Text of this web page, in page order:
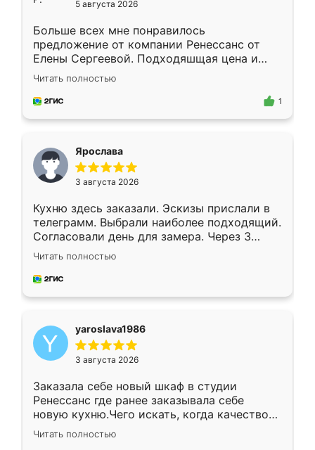
5 августа 2026
Больше всех мне понравилось
предложение от компании Ренессанс от
Елены Сергеевой. Подходяшщая цена и
короткие сроки изготовления. Приехавший
для замера сотрудник Владислав
предложил по моему эскизу самый
Читать полностью
1
Ярослава
3 августа 2026
Кухню здесь заказали. Эскизы прислали в
телеграмм. Выбрали наиболее подходящий.
Согласовали день для замера. Через 3
недели кухня была уже готова. Остались
довольны работой. Спасибо Ренессанс
мебель за качественную работу!
Читать полностью
yaroslava1986
3 августа 2026
Заказала себе новый шкаф в студии
Ренессанс где ранее заказывала себе
новую кухню.Чего искать, когда качеством
вполне довольна. Служит кухня уже почти
два года, нареканий нет.
Читать полностью